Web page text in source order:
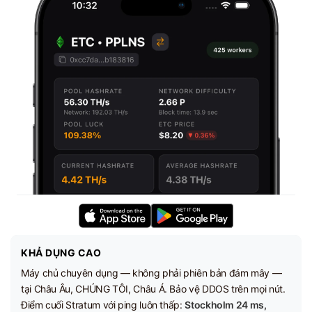
KHẢ DỤNG CAO
Máy chủ chuyên dụng — không phải phiên bản đám mây —
tại Châu Âu, CHÚNG TÔI, Châu Á. Bảo vệ DDOS trên mọi nút.
Điểm cuối Stratum với ping luôn thấp:Stockholm 24 ms,